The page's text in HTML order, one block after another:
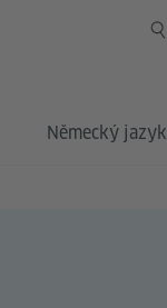
Německý jazyk